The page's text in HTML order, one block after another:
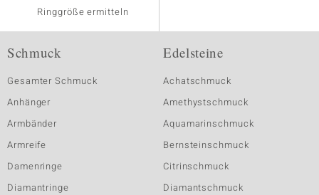
Ringgröße ermitteln
Schmuck
Gesamter Schmuck
Anhänger
Armbänder
Armreife
Damenringe
Diamantringe
Edelsteine
Achatschmuck
Amethystschmuck
Aquamarinschmuck
Bernsteinschmuck
Citrinschmuck
Diamantschmuck